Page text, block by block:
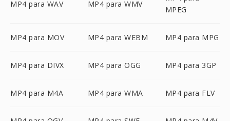
MP4 para WAV MP4 para WMV
MPEG
MP4 para MOV MP4 para WEBM MP4 para MPG
MP4 para DIVX MP4 para OGG MP4 para 3GP
MP4 para M4A MP4 para WMA MP4 para FLV